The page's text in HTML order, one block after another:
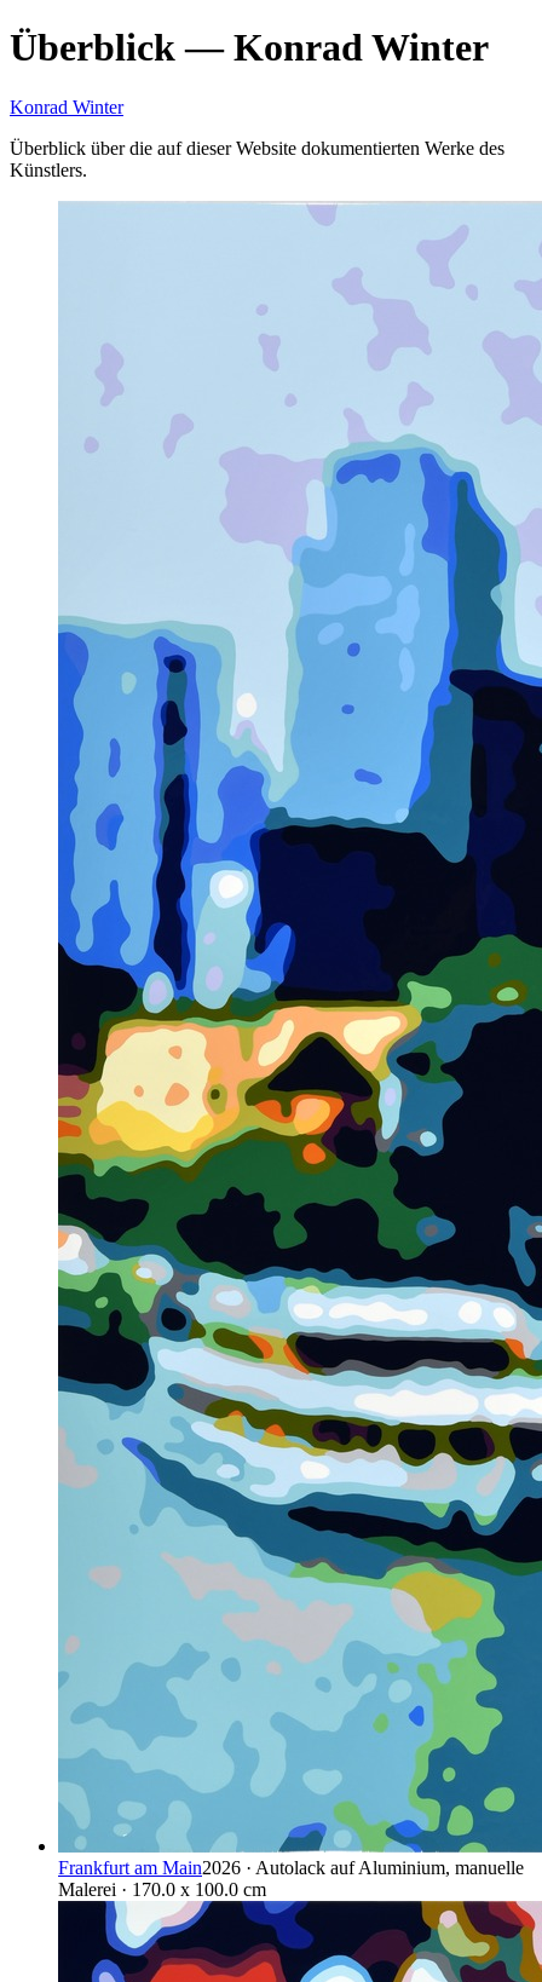
Überblick—Konrad Winter
Konrad Winter
Überblick über die auf dieser Website dokumentierten Werke des
Künstlers.
Frankfurt am Main2026 · Autolack auf Aluminium, manuelle
Malerei · 170.0 x 100.0 cm